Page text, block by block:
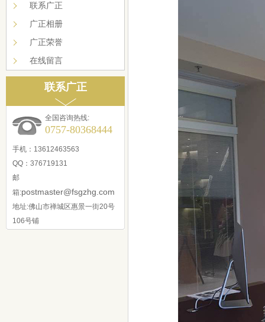
联系广正
广正相册
广正荣誉
在线留言
联系广正
全国咨询热线:
0757-80368444
手机：13612463563
QQ：376719131
邮
箱:postmaster@fsgzhg.com
地址:佛山市禅城区惠景一街20号
106号铺